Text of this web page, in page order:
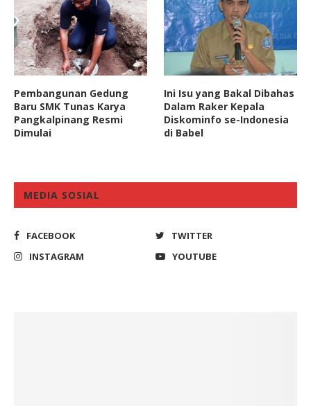
Pembangunan Gedung
Baru SMK Tunas Karya
Pangkalpinang Resmi
Dimulai
Ini Isu yang Bakal Dibahas
Dalam Raker Kepala
Diskominfo se-Indonesia
di Babel
MEDIA SOSIAL
FACEBOOK
TWITTER
INSTAGRAM
YOUTUBE